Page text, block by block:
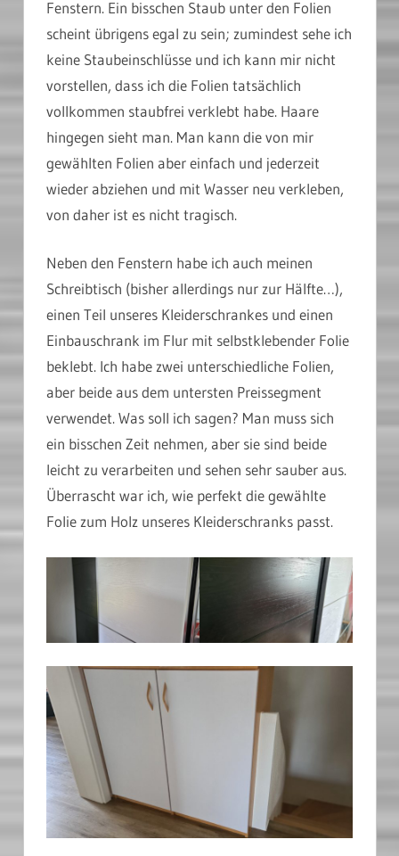
Fenstern. Ein bisschen Staub unter den Folien
scheint übrigens egal zu sein; zumindest sehe ich
keine Staubeinschlüsse und ich kann mir nicht
vorstellen, dass ich die Folien tatsächlich
vollkommen staubfrei verklebt habe. Haare
hingegen sieht man. Man kann die von mir
gewählten Folien aber einfach und jederzeit
wieder abziehen und mit Wasser neu verkleben,
von daher ist es nicht tragisch.
Neben den Fenstern habe ich auch meinen
Schreibtisch (bisher allerdings nur zur Hälfte…),
einen Teil unseres Kleiderschrankes und einen
Einbauschrank im Flur mit selbstklebender Folie
beklebt. Ich habe zwei unterschiedliche Folien,
aber beide aus dem untersten Preissegment
verwendet. Was soll ich sagen? Man muss sich
ein bisschen Zeit nehmen, aber sie sind beide
leicht zu verarbeiten und sehen sehr sauber aus.
Überrascht war ich, wie perfekt die gewählte
Folie zum Holz unseres Kleiderschranks passt.